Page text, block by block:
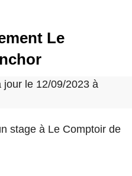
Le
jour le 12/09/2023 à
stage à Le Comptoir de